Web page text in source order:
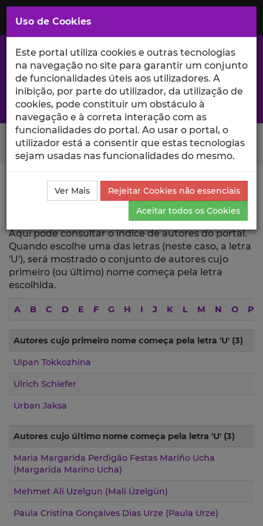
Saltar
para
Conteúdo
Principal
A excelência da investigação e ciência no Iscte
Search Button
Ciência_Iscte Índice de Autores Letra: U
Índice de Autores - Letra: U
Aqui pode consultar o índice de autores do portal.
Quando escolhe uma das letras (neste caso, a letra
'U'), será mostrado o conjunto de autores cujo
primeiro (ou último) nome começa pela letra
escolhida.
Table
A B C D E F G H I J K L M N O P
cujo
primeiro
nome
começa
letra
Autores cujo primeiro nome começa pela letra 'U' (3)
Ulpan Tokkozhina
Ulrich Schiefer
Urban Jaksa
cujo
último
nome
começa
pela
'U'
Autores cujo último nome começa pela letra 'U' (3)
Maria Margarida Perdigão Festas Mariño Ucha
(Margarida Marino Ucha)
Mehmet Ali Uzelgun (Mali Üzelgün)
Paula Cristina Gonçalves Dias Urze (Paula Urze)
Uso de Cookies
Este portal utiliza cookies e outras tecnologias
na navegação no site para garantir um conjunto
de funcionalidades úteis aos utilizadores. A
inibição, por parte do utilizador, da utilização de
cookies, pode constituir um obstáculo à
navegação e à correta interação com as
funcionalidades do portal. Ao usar o portal, o
utilizador está a consentir que estas tecnologias
sejam usadas nas funcionalidades do mesmo.
Ver Mais
Rejeitar Cookies não essenciais
Aceitar todos os Cookies